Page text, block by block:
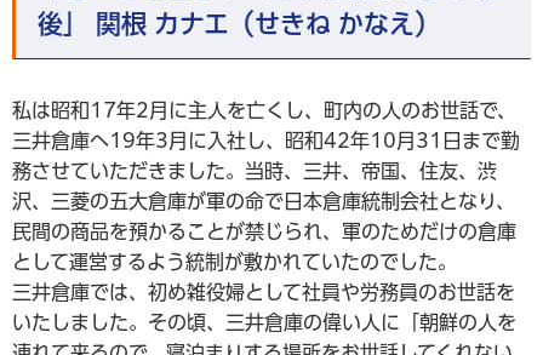
後」 関根 カナエ（せきね かなえ）
私は昭和17年2月に主人を亡くし、町内の人のお世話で、
三井倉庫へ19年3月に入社し、昭和42年10月31日まで勤
務させていただきました。当時、三井、帝国、住友、渋
沢、三菱の五大倉庫が軍の命で日本倉庫統制会社となり、
民間の商品を預かることが禁じられ、軍のためだけの倉庫
として運営するよう統制が敷かれていたのでした。
三井倉庫では、初め雑役婦として社員や労務員のお世話を
いたしました。その頃、三井倉庫の偉い人に「朝鮮の人を